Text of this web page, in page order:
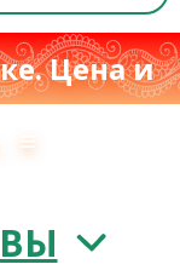
Цена и
≡